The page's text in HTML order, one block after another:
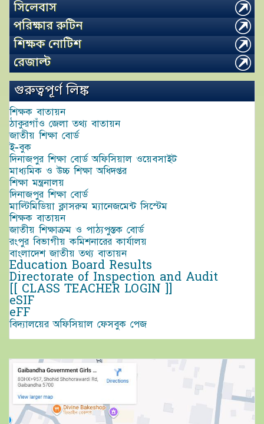
সিলেবাস
পরিক্ষার রুটিন
শিক্ষক নোটিশ
রেজাল্ট
গুরুত্বপূর্ণ লিঙ্ক
শিক্ষক বাতায়ন
ঠাকুরগাঁও জেলা তথ্য বাতায়ন
জাতীয় শিক্ষা বোর্ড
ই-বুক
দিনাজপুর শিক্ষা বোর্ড অফিসিয়াল ওয়েবসাইট
মাধ্যমিক ও উচ্চ শিক্ষা অধিদপ্তর
শিক্ষা মন্ত্রনালয়
দিনাজপুর শিক্ষা বোর্ড
মাল্টিমিডিয়া ক্লাসরুম ম্যানেজমেন্ট সিস্টেম
শিক্ষক বাতায়ন
জাতীয় শিক্ষাক্রম ও পাঠ্যপুস্তক বোর্ড
রংপুর বিভাগীয় কমিশনারের কার্যালয়
বাংলাদেশ জাতীয় তথ্য বাতায়ন
Education Board Results
Directorate of Inspection and Audit
[[ CLASS TEACHER LOGIN ]]
eSIF
eFF
বিদ্যালয়ের অফিসিয়াল ফেসবুক পেজ